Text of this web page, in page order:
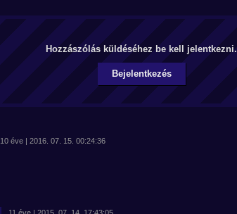
Hozzászólás küldéséhez be kell jelentkezni.
Bejelentkezés
10 éve | 2016. 07. 15. 00:24:36
11 éve | 2015. 07. 14. 17:43:05